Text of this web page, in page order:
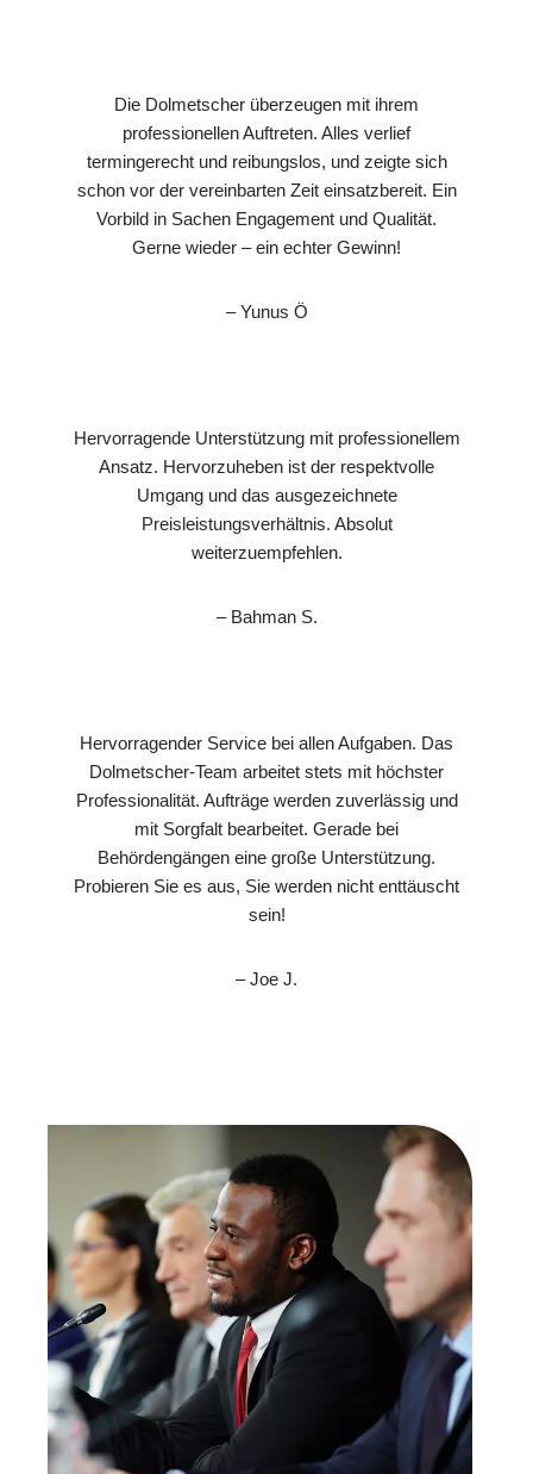
Die Dolmetscher überzeugen mit ihrem
professionellen Auftreten. Alles verlief
termingerecht und reibungslos, und zeigte sich
schon vor der vereinbarten Zeit einsatzbereit. Ein
Vorbild in Sachen Engagement und Qualität.
Gerne wieder – ein echter Gewinn!
– Yunus Ö
Hervorragende Unterstützung mit professionellem
Ansatz. Hervorzuheben ist der respektvolle
Umgang und das ausgezeichnete
Preisleistungsverhältnis. Absolut
weiterzuempfehlen.
– Bahman S.
Hervorragender Service bei allen Aufgaben. Das
Dolmetscher-Team arbeitet stets mit höchster
Professionalität. Aufträge werden zuverlässig und
mit Sorgfalt bearbeitet. Gerade bei
Behördengängen eine große Unterstützung.
Probieren Sie es aus, Sie werden nicht enttäuscht
sein!
– Joe J.